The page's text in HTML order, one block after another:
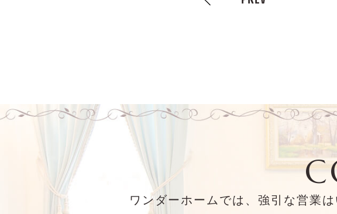
ワンダーホームでは、強引な営業